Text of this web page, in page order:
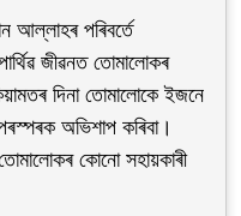
আল্লাহৰ পৰিবৰ্তে
জীৱনত তোমালোকৰ
দিনা তোমালোকে ইজনে
অভিশাপ কৰিবা।
কোনো সহায়কাৰী